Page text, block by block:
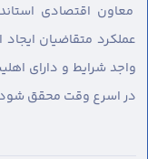
معاون اقتصادی
عملکرد متقاضیان ایجاد
واجد شرایط و دارای
در اسرع وقت محقق